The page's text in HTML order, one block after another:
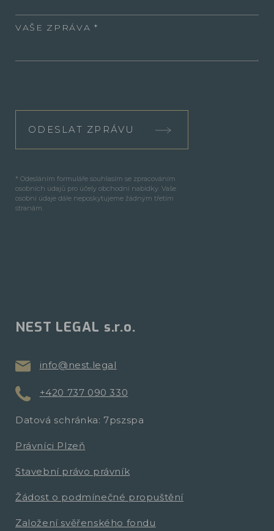
VAŠE ZPRÁVA
ODESLAT ZPRÁVU
* Odesláním formuláře souhlasím se zpracováním
osobních údajů pro účely obchodní nabídky. Vaše
osobní údaje dále neposkytujeme žádným třetím
stranám.
NEST LEGAL s.r.o.
info@nest.legal
+420 737 090 330
Datová schránka: 7pszspa
Právníci Plzeň
Stavební právo právník
Žádost o podmínečné propuštění
Založení svěřenského fondu